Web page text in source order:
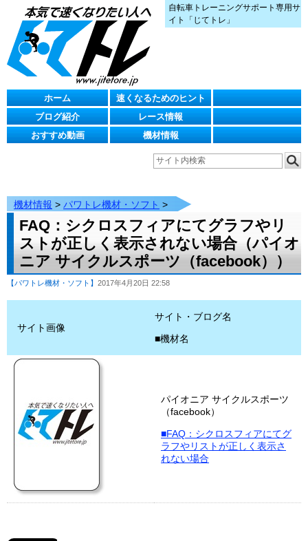
自転車トレーニングサポート専用サ
イト「じてトレ」
ホーム
速くなるためのヒント
ブログ紹介
レース情報
おすすめ動画
機材情報
機材情報 > パワトレ機材・ソフト >
FAQ：シクロスフィアにてグラフやリ
ストが正しく表示されない場合（パイオ
ニア サイクルスポーツ（facebook））
【パワトレ機材・ソフト】 2017年4月20日 22:58
サイト画像
サイト・ブログ名
■機材名
パイオニア サイクルスポーツ
（facebook）
■FAQ：シクロスフィアにてグ
ラフやリストが正しく表示さ
れない場合